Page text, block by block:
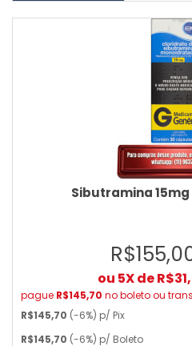
Sibutramina
ou 5X de
pague R$145,70 no boleto ou
R$145,70 (-6%) p/ Pix
R$145,70 (-6%) p/ Boleto